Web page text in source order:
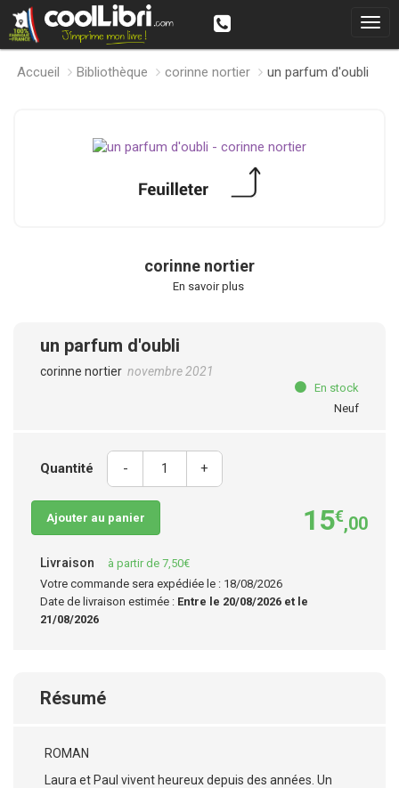
Accueil Bibliothèque corinne nortier un parfum d'oubli
corinne nortier
En savoir plus
un parfum d'oubli
corinne nortier novembre 2021
En stock
Neuf
Quantité - +
Ajouter au panier 15€,00
Livraison
à partir de 7,50€
Votre commande sera expédiée le : 18/08/2026
Date de livraison estimée : Entre le 20/08/2026 et le
21/08/2026
Résumé
ROMAN
Laura et Paul vivent heureux depuis des années. Un